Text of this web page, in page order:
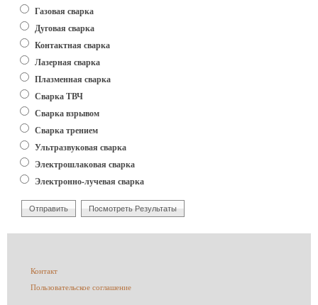
Варианты
Газовая сварка
Дуговая сварка
Контактная сварка
Лазерная сварка
Плазменная сварка
Сварка ТВЧ
Сварка взрывом
Сварка трением
Ультразвуковая сварка
Электрошлаковая сварка
Электронно-лучевая сварка
Меню
подвале
Контакт
Пользовательское соглашение